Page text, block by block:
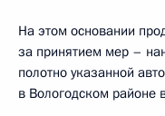
На этом основании
за принятием мер –
полотно указанной
в Вологодском районе